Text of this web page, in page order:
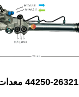
44250-26321 معدات توجيه السيارات